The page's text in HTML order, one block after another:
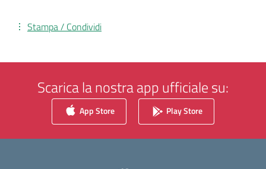
Stampa / Condividi
Scarica la nostra app ufficiale su:
App Store Play Store